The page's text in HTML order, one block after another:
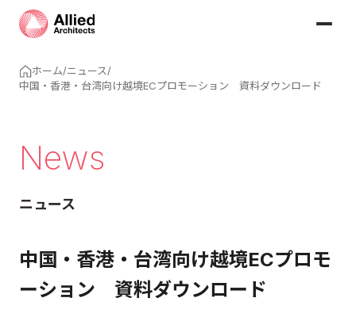
ホーム/ニュース/
中国・香港・台湾向け越境ECプロモーション 資料ダウンロード
News
ニュース
中国・香港・台湾向け越境ECプロモ
ーション 資料ダウンロード